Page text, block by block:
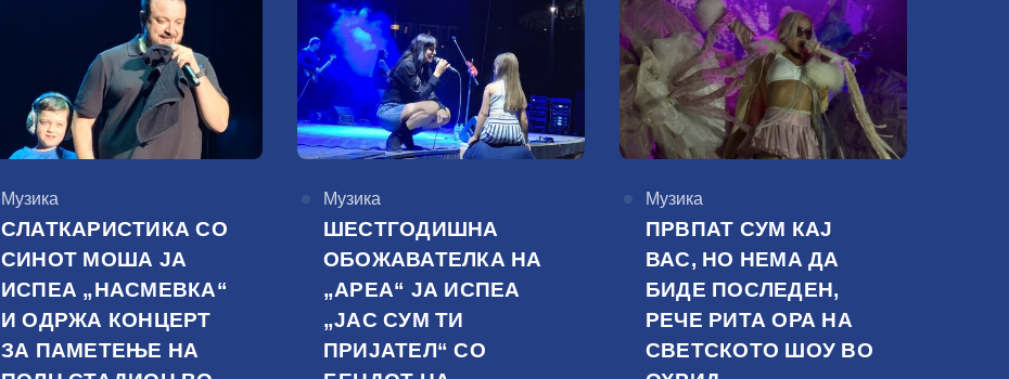
КАтегорија
Музика
СЛАТКАРИСТИКА СО
СИНОТ МОША ЈА
ИСПЕА „НАСМЕВКА“
И ОДРЖА КОНЦЕРТ
ЗА ПАМЕТЕЊЕ НА
КАтегорија
Музика
ШЕСТГОДИШНА
ОБОЖАВАТЕЛКА НА
„АРЕА“ ЈА ИСПЕА
„ЈАС СУМ ТИ
ПРИЈАТЕЛ“ СО
КАтегорија
Музика
ПРВПАТ СУМ КАЈ
ВАС, НО НЕМА ДА
БИДЕ ПОСЛЕДЕН,
РЕЧЕ РИТА ОРА НА
СВЕТСКОТО ШОУ ВО